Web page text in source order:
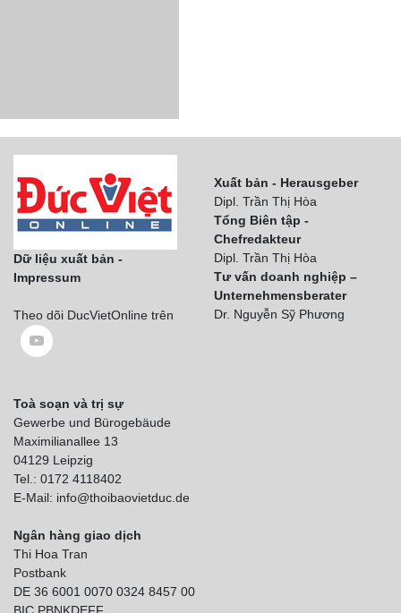
Dữ liệu xuất bản -
Impressum
Theo dõi DucVietOnline trên
Xuất bản - Herausgeber
Dipl. Trần Thị Hòa
Tổng Biên tập -
Chefredakteur
Dipl. Trần Thị Hòa
Tư vấn doanh nghiệp –
Unternehmensberater
Dr. Nguyễn Sỹ Phương
Toà soạn và trị sự
Gewerbe und Bürogebäude
Maximilianallee 13
04129 Leipzig
Tel.: 0172 4118402
E-Mail: info@thoibaovietduc.de
Ngân hàng giao dịch
Thi Hoa Tran
Postbank
DE 36 6001 0070 0324 8457 00
BIC PBNKDEFF